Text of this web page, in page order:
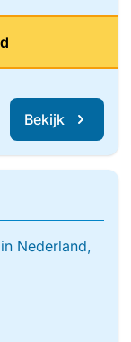
Bekijk
Nederland,